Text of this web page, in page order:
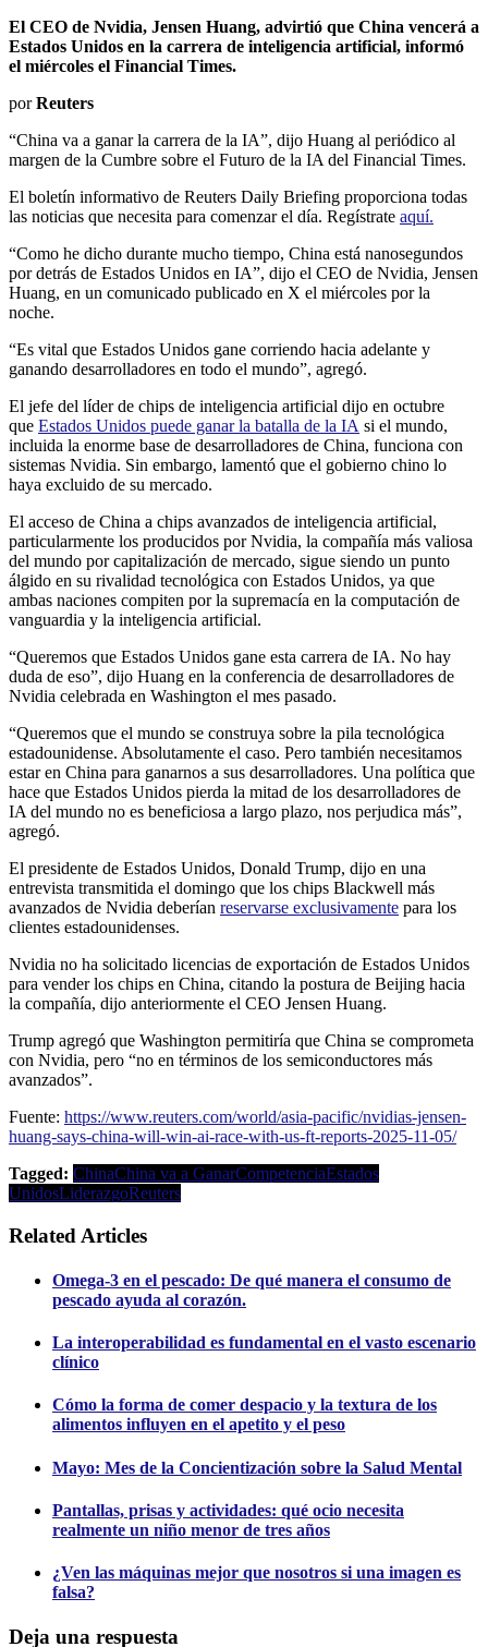
El CEO de Nvidia, Jensen Huang, advirtió que China vencerá a
Estados Unidos en la carrera de inteligencia artificial, informó
el miércoles el Financial Times.
porReuters
“China va a ganar la carrera de la IA”, dijo Huang al periódico al
margen de la Cumbre sobre el Futuro de la IA del Financial Times.
El boletín informativo de Reuters Daily Briefing proporciona todas
las noticias que necesita para comenzar el día. Regístrate aquí.
“Como he dicho durante mucho tiempo, China está nanosegundos
por detrás de Estados Unidos en IA”, dijo el CEO de Nvidia, Jensen
Huang, en un comunicado publicado en X el miércoles por la
noche.
“Es vital que Estados Unidos gane corriendo hacia adelante y
ganando desarrolladores en todo el mundo”, agregó.
El jefe del líder de chips de inteligencia artificial dijo en octubre
que Estados Unidos puede ganar la batalla de la IA si el mundo,
incluida la enorme base de desarrolladores de China, funciona con
sistemas Nvidia. Sin embargo, lamentó que el gobierno chino lo
haya excluido de su mercado.
El acceso de China a chips avanzados de inteligencia artificial,
particularmente los producidos por Nvidia, la compañía más valiosa
del mundo por capitalización de mercado, sigue siendo un punto
álgido en su rivalidad tecnológica con Estados Unidos, ya que
ambas naciones compiten por la supremacía en la computación de
vanguardia y la inteligencia artificial.
“Queremos que Estados Unidos gane esta carrera de IA. No hay
duda de eso”, dijo Huang en la conferencia de desarrolladores de
Nvidia celebrada en Washington el mes pasado.
“Queremos que el mundo se construya sobre la pila tecnológica
estadounidense. Absolutamente el caso. Pero también necesitamos
estar en China para ganarnos a sus desarrolladores. Una política que
hace que Estados Unidos pierda la mitad de los desarrolladores de
IA del mundo no es beneficiosa a largo plazo, nos perjudica más”,
agregó.
El presidente de Estados Unidos, Donald Trump, dijo en una
entrevista transmitida el domingo que los chips Blackwell más
avanzados de Nvidia deberían reservarse exclusivamente para los
clientes estadounidenses.
Nvidia no ha solicitado licencias de exportación de Estados Unidos
para vender los chips en China, citando la postura de Beijing hacia
la compañía, dijo anteriormente el CEO Jensen Huang.
Trump agregó que Washington permitiría que China se comprometa
con Nvidia, pero “no en términos de los semiconductores más
avanzados”.
Fuente: https://www.reuters.com/world/asia-pacific/nvidias-jensen-
huang-says-china-will-win-ai-race-with-us-ft-reports-2025-11-05/
Tagged: ChinaChina va a GanarCompetenciaEstados
UnidosLiderazgoReuters
Related Articles
Omega-3 en el pescado: De qué manera el consumo de
pescado ayuda al corazón.
La interoperabilidad es fundamental en el vasto escenario
clínico
Cómo la forma de comer despacio y la textura de los
alimentos influyen en el apetito y el peso
Mayo: Mes de la Concientización sobre la Salud Mental
Pantallas, prisas y actividades: qué ocio necesita
realmente un niño menor de tres años
¿Ven las máquinas mejor que nosotros si una imagen es
falsa?
Deja una respuesta